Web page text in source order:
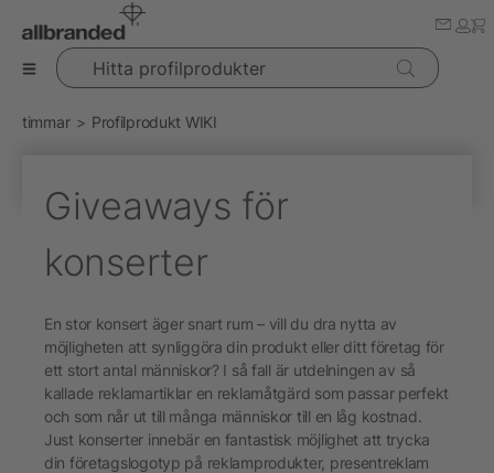
Hitta profilprodukter
timmar Profilprodukt WIKI
Giveaways för
konserter
En stor konsert äger snart rum – vill du dra nytta av
möjligheten att synliggöra din produkt eller ditt företag för
ett stort antal människor? I så fall är utdelningen av så
kallade reklamartiklar en reklamåtgärd som passar perfekt
och som når ut till många människor till en låg kostnad.
Just konserter innebär en fantastisk möjlighet att trycka
din företagslogotyp på reklamprodukter, presentreklam